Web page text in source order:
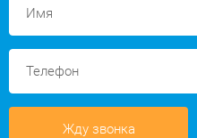
Жду звонка